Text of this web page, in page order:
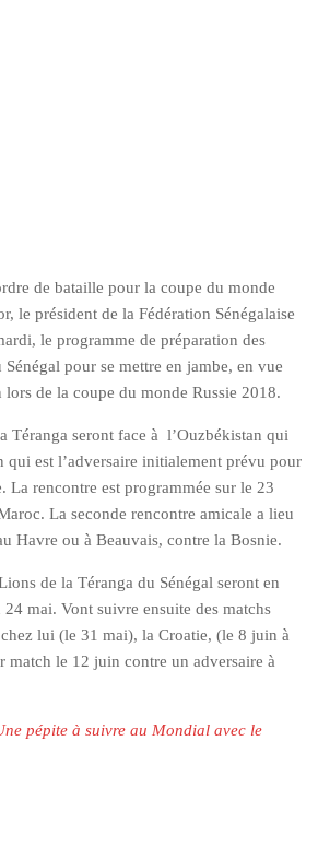
de bataille pour la coupe du monde
le président de la Fédération Sénégalaise
le programme de préparation des
pour se mettre en jambe, en vue
de la coupe du monde Russie 2018.
Téranga seront face à l’Ouzbékistan qui
qui est l’adversaire initialement prévu pour
La rencontre est programmée sur le 23
La seconde rencontre amicale a lieu
Havre ou à Beauvais, contre la Bosnie.
de la Téranga du Sénégal seront en
24 mai. Vont suivre ensuite des matchs
lui (le 31 mai), la Croatie, (le 8 juin à
match le 12 juin contre un adversaire à
pépite à suivre au Mondial avec le